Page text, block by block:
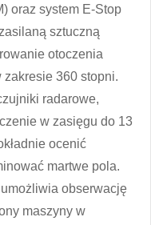
oraz system E-Stop
sztuczną
otoczenia
360 stopni.
radarowe,
w zasięgu do 13
ocenić
martwe pola.
obserwację
maszyny w